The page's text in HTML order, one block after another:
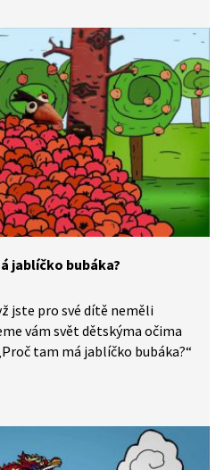
jablíčko bubáka?
jste pro své dítě neměli
vám svět dětskýma očima
tam má jablíčko bubáka?“